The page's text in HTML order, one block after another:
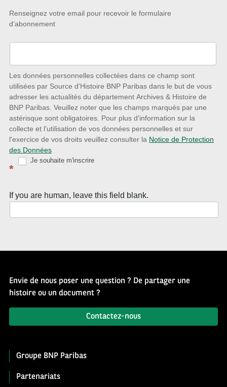
Restez
à
l’écoute
nouveautés
avec
la
Newsletter
Source
d’Histoire
Renseignez votre email pour recevoir le formulaire
d’abonnement
Les données personnelles collectées dans ce champ sont
utilisées par Source d'Histoire BNP Paribas dans le but de vous
adresser les actualités du département Archives & Histoire de
BNP Paribas. Veuillez noter que les champs marqués par une
astérisque sont obligatoires. Pour plus d'information sur la
collecte et l'utilisation de vos données personnelles et sur
l'exercice de vos droits veuillez consulter la Notice de Protection
des Données
*
Je souhaite m'inscrire
If you are human, leave this field blank.
Envie de nous poser une question ? De partager une
histoire ou un document ?
Contactez-nous
Groupe BNP Paribas
Partenariats